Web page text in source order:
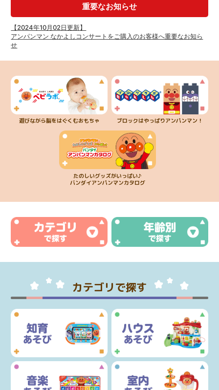
重要なお知らせ
【2024年10月02日更新】
アンパンマン なかよしコンサートをご購入のお客様へ重要なお知ら
せ
遊びながら脳をはぐくむおもちゃ ブロックはやっぱりアンパンマン！
たのしいグッズがいっぱい♪
バンダイアンパンマンカタログ
カテゴリで探す